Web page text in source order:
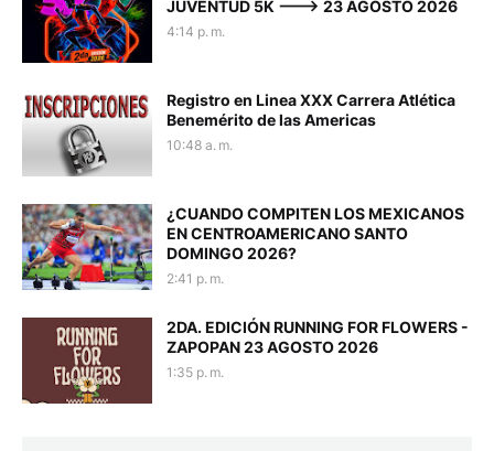
JUVENTUD 5K ---> 23 AGOSTO 2026
4:14 p. m.
Registro en Linea XXX Carrera Atlética
Benemérito de las Americas
10:48 a. m.
¿CUANDO COMPITEN LOS MEXICANOS
EN CENTROAMERICANO SANTO
DOMINGO 2026?
2:41 p. m.
2DA. EDICIÓN RUNNING FOR FLOWERS -
ZAPOPAN 23 AGOSTO 2026
1:35 p. m.